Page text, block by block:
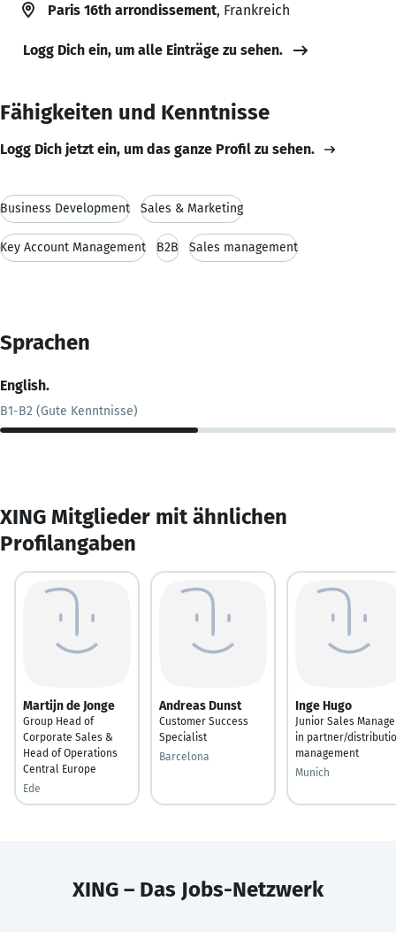
Paris 16th arrondissement, Frankreich
Logg Dich ein, um alle Einträge zu sehen.
Fähigkeiten und Kenntnisse
Logg Dich jetzt ein, um das ganze Profil zu sehen.
Business Development Sales & Marketing
Key Account Management B2B Sales management
Sprachen
English.
B1-B2 (Gute Kenntnisse)
XING Mitglieder mit ähnlichen
Profilangaben
Martijn de Jonge
Group Head of
Corporate Sales &
Head of Operations
Central Europe
Ede
Andreas Dunst
Customer Success
Specialist
Barcelona
Inge Hugo
Junior Sales
in partner/
management
Munich
XING – Das Jobs-Netzwerk